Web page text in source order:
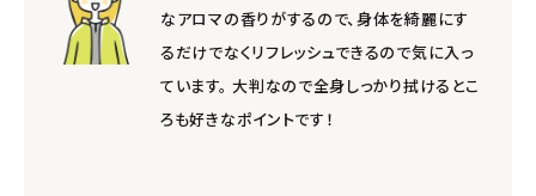
なアロマの香りがするので、身体を綺麗にす
るだけでなくリフレッシュできるので気に入っ
ています。 大判なので全身しっかり拭けるとこ
ろも好きなポイントです！